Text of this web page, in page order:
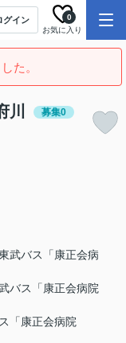
グイン
お気に入り
0
た。
募集0
武バス「康正会病
バス「康正会病院
「康正会病院